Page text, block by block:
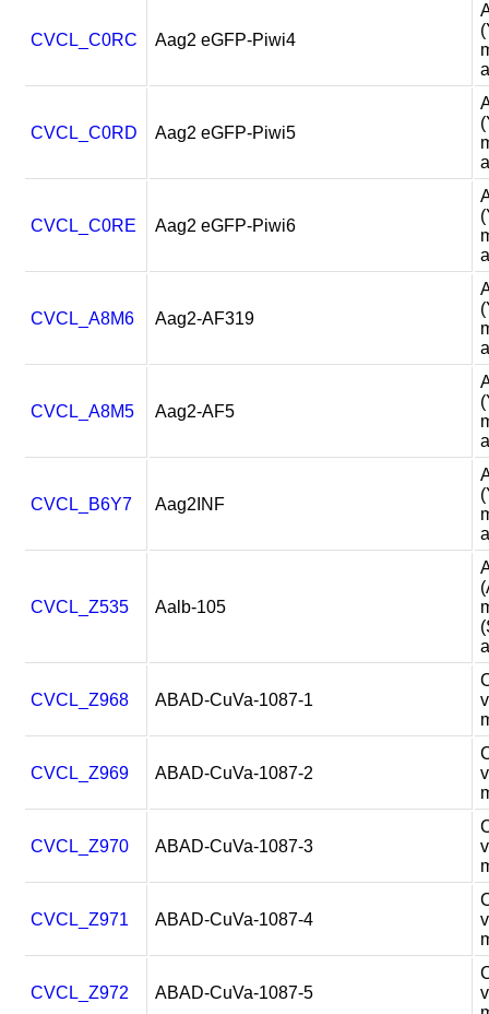
CVCL_C0RC Aag2 eGFP-Piwi4
CVCL_C0RD Aag2 eGFP-Piwi5
CVCL_C0RE Aag2 eGFP-Piwi6
CVCL_A8M6 Aag2-AF319
CVCL_A8M5 Aag2-AF5
CVCL_B6Y7 Aag2INF
CVCL_Z535 Aalb-105
CVCL_Z968 ABAD-CuVa-1087-1
CVCL_Z969 ABAD-CuVa-1087-2
CVCL_Z970 ABAD-CuVa-1087-3
CVCL_Z971 ABAD-CuVa-1087-4
CVCL_Z972 ABAD-CuVa-1087-5